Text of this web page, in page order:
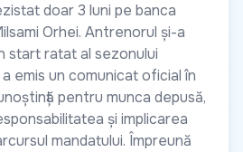
doar 3 luni pe banca
Orhei. Antrenorul și-a
start ratat al sezonului
emis un comunicat oficial în
pentru munca depusă,
și implicarea
mandatului. Împreună